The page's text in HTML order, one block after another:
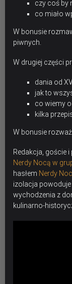
czy coś by
co miało
W bonusie
piwnych.
W drugiej części
dania od
jak to
co wiemy
kilka
W bonusie
Redakcja, goście
Nerdy Nocą w
hasłem Nerdy
izolacja
wychodzenia z
kulinarno-